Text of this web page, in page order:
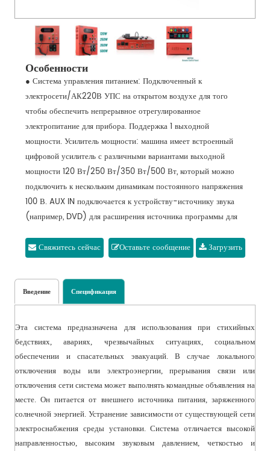
Особенности
● Система управления питанием: Подключенный к
электросети/АК220В УПС на открытом воздухе для того
чтобы обеспечить непрерывное отрегулированное
электропитание для прибора. Поддержка 1 выходной
мощности. Усилитель мощности: машина имеет встроенный
цифровой усилитель с различными вариантами выходной
мощности 120 Вт/250 Вт/350 Вт/500 Вт, который можно
подключить к нескольким динамикам постоянного напряжения
100 В. AUX IN подключается к устройству-источнику звука
(например, DVD) для расширения источника программы для
расширения мощности терминала. MIC IN можно использовать
В случае отключения воды и электроэнергии, перебоев в связи,
отсутствия сети, отключения сети и других чрезвычайных
ситуаций система может принимать сигналы внутренней связи
локального воспроизведения звука: со встроенным
интерфейсом USB/SD-карты для воспроизведения нескольких
источников звука в форматах MP3 и WMA или записи на
месте. С расширяемым сетевым портом и портом для
мобильной карты 4G для различных нужд. 4,3 "экран касания
истинного цвета ТФТ: Конструированный с графическими
интерфейсами, все элементы функции и деятельность
установки ясны с одного взгляда, красивы в дизайне и моде в
Свяжитесь сейчас Оставьте сообщение Загрузить
Введение Спецификация
Эта система предназначена для использования при стихийных
бедствиях, авариях, чрезвычайных ситуациях, социальном
обеспечении и спасательных эвакуаций. В случае локального
отключения воды или электроэнергии, прерывания связи или
отключения сети система может выполнять командные объявления на
месте. Он питается от внешнего источника питания, заряженного
солнечной энергией. Устранение зависимости от существующей сети
электроснабжения среды установки. Система отличается высокой
направленностью, высоким звуковым давлением, четкостью и